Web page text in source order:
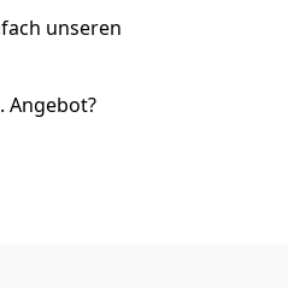
unseren
Angebot?